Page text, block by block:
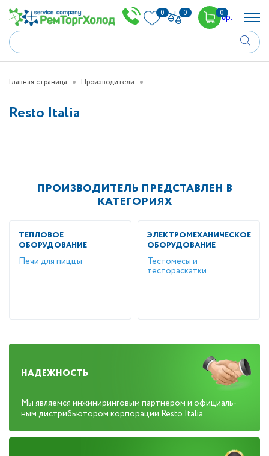
0 0 00р.
Главная страница Производители
Resto Italia
ПРОИЗВОДИТЕЛЬ ПРЕДСТАВЛЕН В
КАТЕГОРИЯХ
ТЕПЛОВОЕ
ОБОРУДОВАНИЕ
Печи для пиццы
ЭЛЕКТРОМЕХАНИЧЕСКОЕ
ОБОРУДОВАНИЕ
Тестомесы и
тестораскатки
НАДЕЖНОСТЬ
Мы яв­ля­ем­ся ин­жи­нирин­го­вым пар­тне­ром и офи­ци­аль­
ным дис­трибь­юто­ром кор­по­рации Resto Italia